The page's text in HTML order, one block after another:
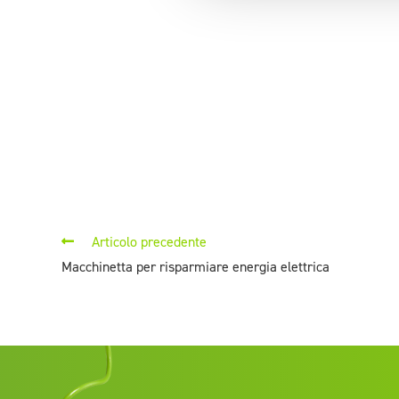
Articolo precedente
Macchinetta per risparmiare energia elettrica